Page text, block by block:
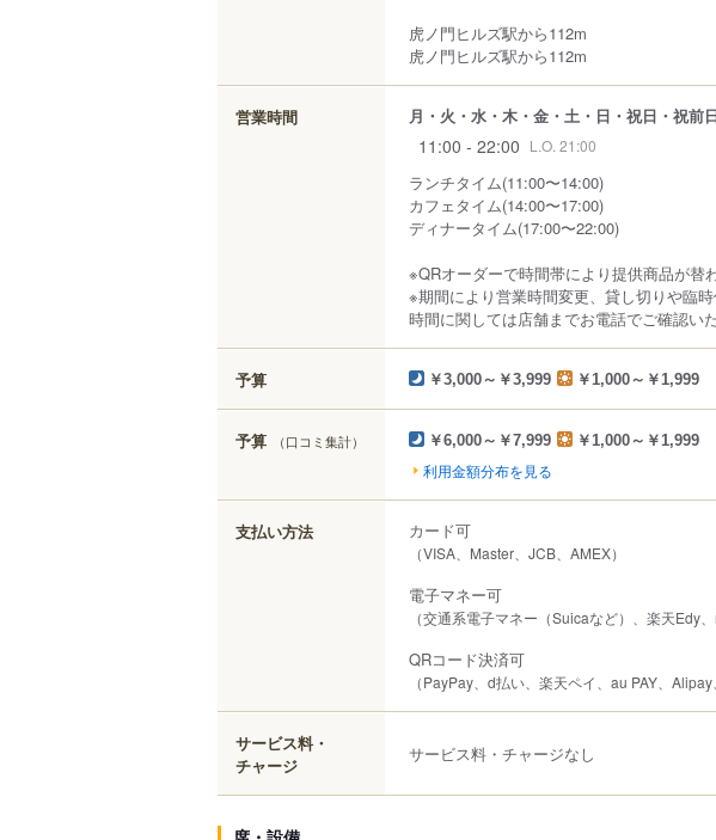
虎ノ門ヒルズ駅から112m
虎ノ門ヒルズ駅から112m
営業時間 月・火・水・木・金・土・日・祝日・祝前
11:00 - 22:00 L.O. 21:00
ランチタイム(11:00〜14:00)
カフェタイム(14:00〜17:00)
ディナータイム(17:00〜22:00)
※QRオーダーで時間帯により提供商品が替
※期間により営業時間変更、貸し切りや臨
時間に関しては店舗までお電話でご確認い
予算 ￥3,000～￥3,999 ￥1,000～￥1,999
予算 （口コミ集計） ￥6,000～￥7,999 ￥1,000～￥1,999
利用金額分布を見る
支払い方法 カード可
（VISA、Master、JCB、AMEX）
電子マネー可
（交通系電子マネー（Suicaなど）、楽天Edy
QRコード決済可
（PayPay、d払い、楽天ペイ、au PAY、Alipay
サービス料・
チャージ
サービス料・チャージなし